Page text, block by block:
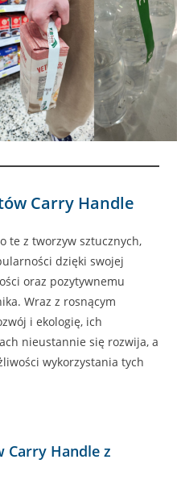
Carry Handle
te z tworzyw sztucznych,
dzięki swojej
oraz pozytywnemu
Wraz z rosnącym
i ekologię, ich
nieustannie się rozwija, a
wykorzystania tych
Carry Handle z